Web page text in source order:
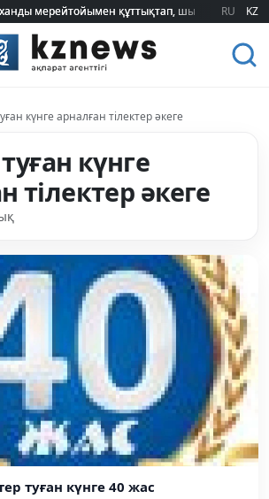
мерейтойымен құттықтап, шығармашылық
мерейтойымен құттықтап, шығармашылық
RU KZ
күнге арналған тілектер әкеге
күнге
тілектер әкеге
туған күнге 40 жас